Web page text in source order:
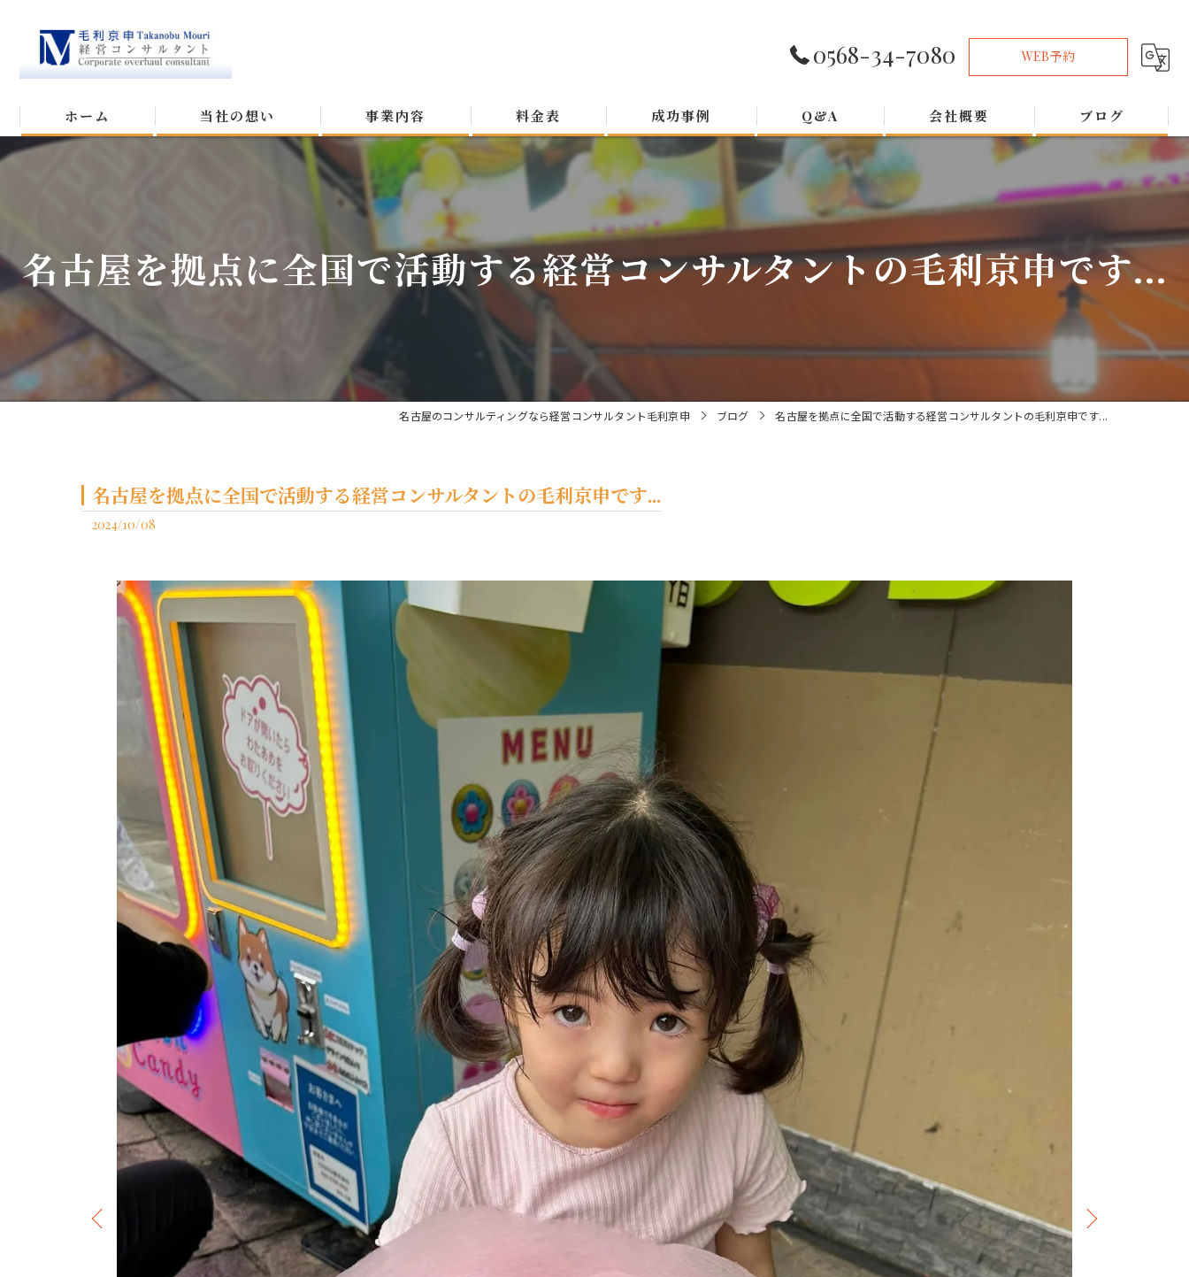
0568-34-7080 WEB予約
ホーム 当社の想い 事業内容 料金表 成功事例 Q&A 会社概要 ブログ
名古屋を拠点に全国で活動する経営コンサルタントの毛利京申です...
名古屋のコンサルティングなら経営コンサルタント毛利京申 ブログ 名古屋を拠点に全国で活動する経営コンサルタントの毛利京申です...
名古屋を拠点に全国で活動する経営コンサルタントの毛利京申です...
2024/10/08